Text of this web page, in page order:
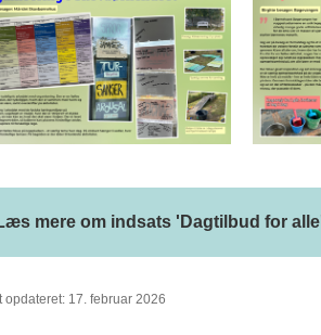
mere om indsats 'Dagtilbud for
opdateret: 17. februar 2026